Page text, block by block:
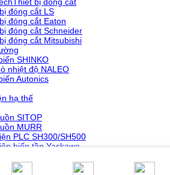
đóng cắt LS
đóng cắt Eaton
đóng cắt Schneider
đóng cắt Mitsubishi
SHINKO
nhiệt độ NALEO
Autonics
hạ thế
SITOP
MURR
PLC SH300/SH500
biến tần Yaskawa
Servo Sigma 7